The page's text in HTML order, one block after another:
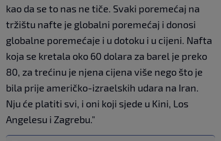
kao da se to nas ne tiče. Svaki poremećaj na
tržištu nafte je globalni poremećaj i donosi
globalne poremećaje i u dotoku i u cijeni. Nafta
koja se kretala oko 60 dolara za barel je preko
80, za trećinu je njena cijena više nego što je
bila prije američko-izraelskih udara na Iran.
Nju će platiti svi, i oni koji sjede u Kini, Los
Angelesu i Zagrebu."